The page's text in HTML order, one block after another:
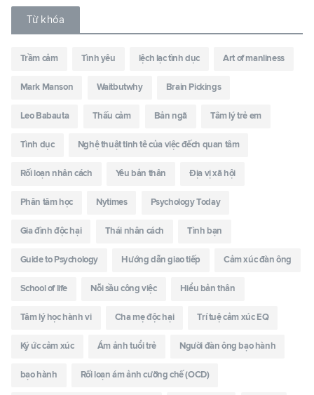
Từ khóa
Trầm cảm Tình yêu lệch lạc tình dục Art of manliness
Mark Manson Waitbutwhy Brain Pickings
Leo Babauta Thấu cảm Bản ngã Tâm lý trẻ em
Tình dục Nghệ thuật tinh tê của việc đếch quan tâm
Rối loạn nhân cách Yêu bản thân Địa vị xã hội
Phân tâm học Nytimes Psychology Today
Gia đình độc hại Thái nhân cách Tình bạn
Guide to Psychology Hướng dẫn giao tiếp Cảm xúc đàn ông
School of life Nỗi sầu công việc Hiểu bản thân
Tâm lý học hành vi Cha mẹ độc hại Trí tuệ cảm xúc EQ
Ký ức cảm xúc Ám ảnh tuổi trẻ Người đàn ông bạo hành
bạo hành Rối loạn ám ảnh cưỡng chế (OCD)